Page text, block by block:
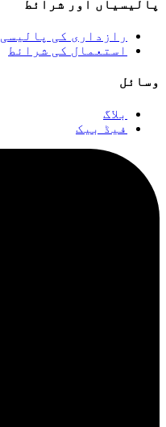
پالیسیاں اور شرائط
رازداری کی پالیسی
استعمال کی شرائط
وسائل
بلاگ
فیڈ بیک